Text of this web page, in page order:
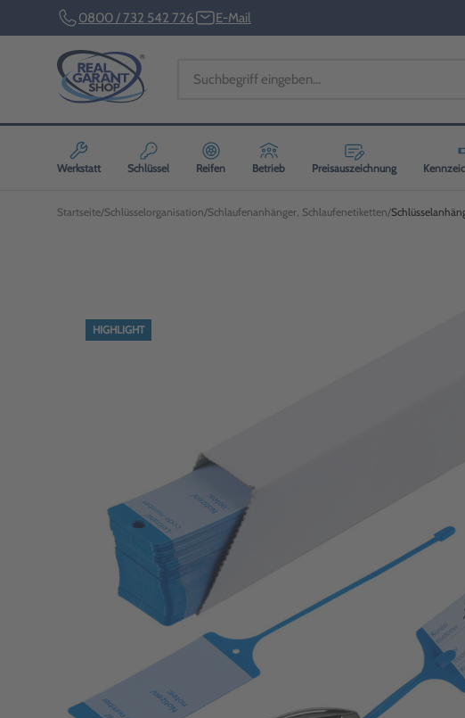
0800 / 732 542 726 E-Mail
Werkstatt Schlüssel Reifen Betrieb Preisauszeichnung
Startseite Schlüsselorganisation Schlaufenanhänger, Schlaufenetiketten
HIGHLIGHT